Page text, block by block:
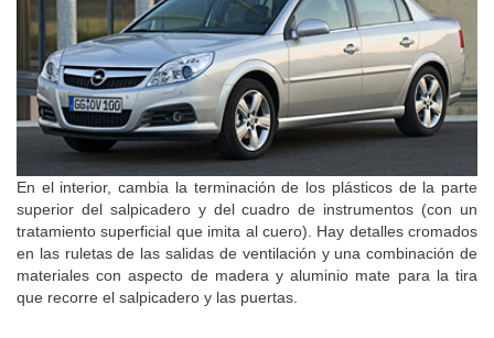
En el interior, cambia la terminación de los plásticos de la parte
superior del salpicadero y del cuadro de instrumentos (con un
tratamiento superficial que imita al cuero). Hay detalles cromados
en las ruletas de las salidas de ventilación y una combinación de
materiales con aspecto de madera y aluminio mate para la tira
que recorre el salpicadero y las puertas.